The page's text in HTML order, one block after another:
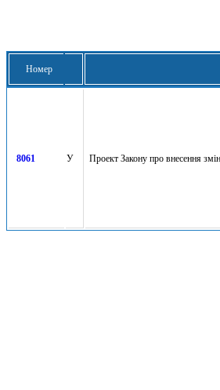
Номер
8061 У Проект Закону про внесення